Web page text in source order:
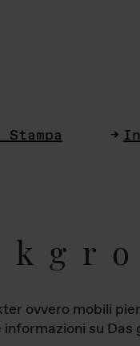
ovvero mobili
su